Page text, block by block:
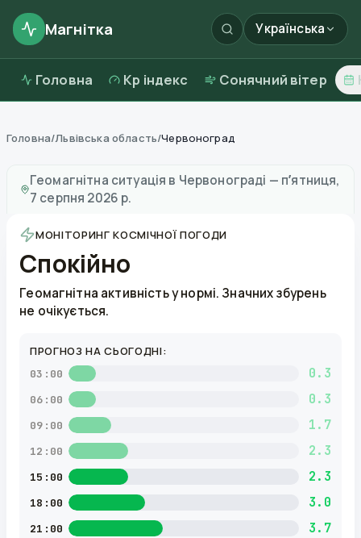
Магнітка Українська
Головна Kp індекс Сонячний вітер
Головна/Львівська область/Червоноград
Геомагнітна ситуація в Червонограді — пʼятниця,
7 серпня 2026 р.
МОНІТОРИНГ КОСМІЧНОЇ ПОГОДИ
Спокійно
Геомагнітна активність у нормі. Значних збурень
не очікується.
ПРОГНОЗ НА СЬОГОДНІ:
03:00 0.3
06:00 0.3
09:00 1.7
12:00 2.3
15:00 2.3
18:00 3.0
21:00 3.7